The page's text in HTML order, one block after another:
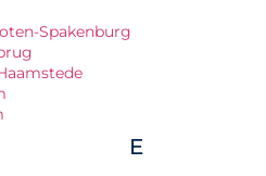
Spakenburg
E